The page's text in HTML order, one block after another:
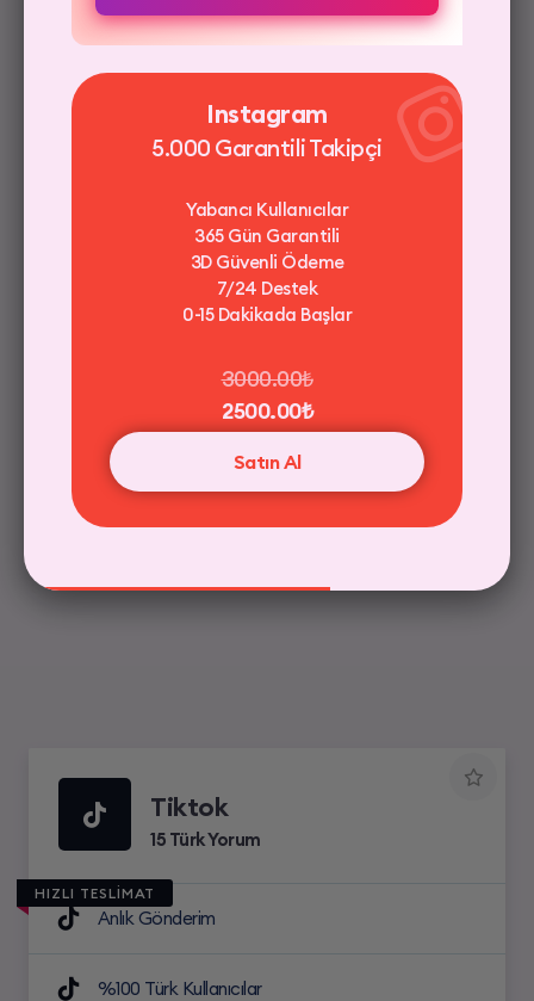
%100 Türk Kullanıcılar
Şifre İstemiyoruz
3D Güvenli Ödeme
Güvenli Ödeme / 256 bit SSL
Satın Al
Tiktok
15 Türk Yorum
HIZLI TESLİMAT
Anlık Gönderim
%100 Türk Kullanıcılar
Instagram
5.000 Garantili Takipçi
Yabancı Kullanıcılar
365 Gün Garantili
3D Güvenli Ödeme
7/24 Destek
0-15 Dakikada Başlar
3000.00₺
2500.00₺
Satın Al